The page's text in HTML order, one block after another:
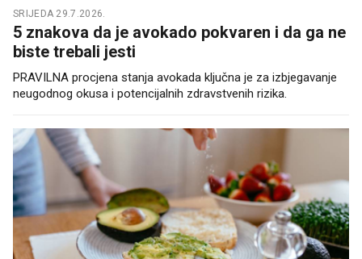
SRIJEDA 29.7.2026.
5 znakova da je avokado pokvaren i da ga ne
biste trebali jesti
PRAVILNA procjena stanja avokada ključna je za izbjegavanje
neugodnog okusa i potencijalnih zdravstvenih rizika.